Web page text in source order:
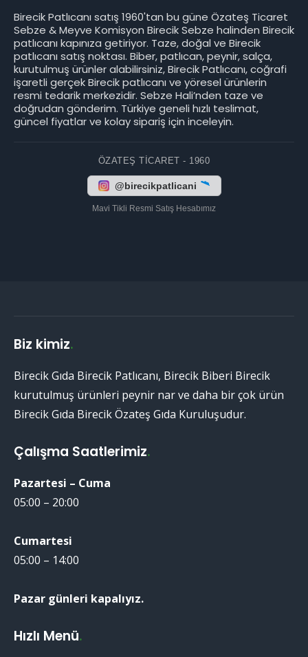
Birecik Patlıcanı satış 1960'tan bu güne Özateş Ticaret
Sebze & Meyve Komisyon Birecik Sebze halinden Birecik
patlıcanı kapınıza getiriyor. Taze, doğal ve Birecik
patlıcanı satış noktası. Biber, patlıcan, peynir, salça,
kurutulmuş ürünler alabilirsiniz, Birecik Patlıcanı, coğrafi
işaretli gerçek Birecik patlıcanı ve yöresel ürünlerin
resmi tedarik merkezidir. Sebze Hali’nden taze ve
doğrudan gönderim. Türkiye geneli hızlı teslimat,
güncel fiyatlar ve kolay sipariş için inceleyin.
ÖZATEŞ TICARET - 1960
@birecikpatlicani
Mavi Tikli Resmi Satış Hesabımız
Biz kimiz.
Birecik Gıda Birecik Patlıcanı, Birecik Biberi Birecik
kurutulmuş ürünleri peynir nar ve daha bir çok ürün
Birecik Gıda Birecik Özateş Gıda Kuruluşudur.
Çalışma Saatlerimiz.
Pazartesi – Cuma
05:00 – 20:00
Cumartesi
05:00 – 14:00
Pazar günleri kapalıyız.
Hızlı Menü.